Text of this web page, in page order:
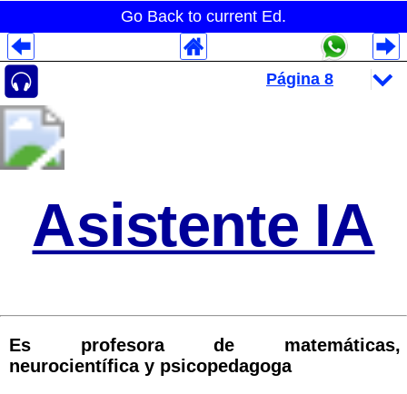
Go Back to current Ed.
Asistente IA
Es profesora de matemáticas,
neurocientífica y psicopedagoga
Despliegues Analytics
Despliegues Totales
Despliegues por Rubros